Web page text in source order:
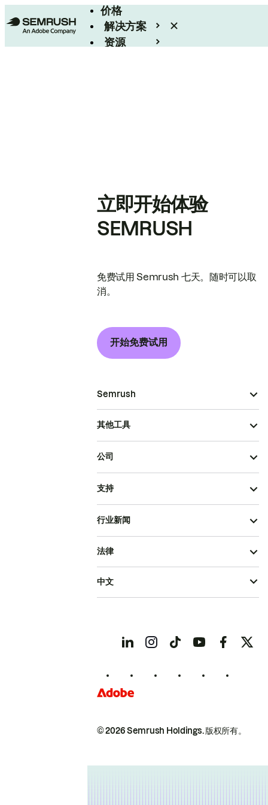
价格
解决方案
资源
立即开始体验
SEMRUSH
免费试用 Semrush 七天。随时可以取
消。
开始免费试用
Semrush
其他工具
公司
支持
行业新闻
© 2026 Semrush Holdings.版权所有。
法律
中文